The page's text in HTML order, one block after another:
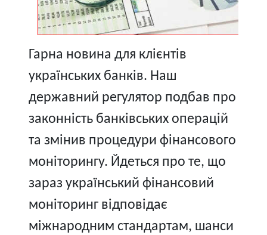
Гарна новина для клієнтів
українських банків. Наш
державний регулятор подбав про
законність банківських операцій
та змінив процедури фінансового
моніторингу. Йдеться про те, що
зараз український фінансовий
моніторинг відповідає
міжнародним стандартам, шанси